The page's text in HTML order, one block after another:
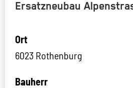
Ersatzneubau
Ort
6023 Rothenburg
Bauherr